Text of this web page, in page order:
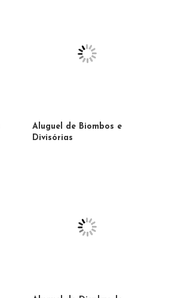
Aluguel de Biombos e
Divisórias